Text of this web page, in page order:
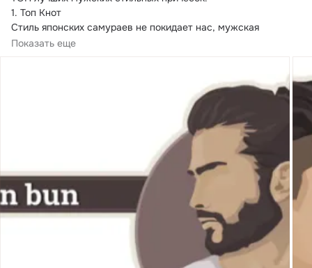
1. Топ Кнот
Стиль японских самураев не покидает нас, мужская
прическа Топ Кнот (Узел Наверху) выбритые виски и пучок
Показать еще